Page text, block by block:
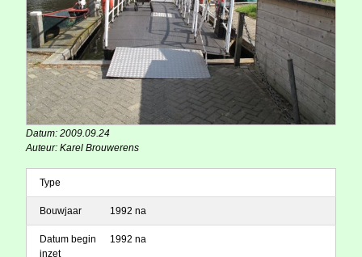
Datum: 2009.09.24
Auteur: Karel Brouwerens
Type
Bouwjaar 1992 na
Datum begin
inzet
1992 na